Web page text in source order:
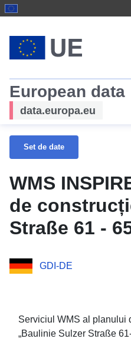
European data
data.europa.eu
Set de date
WMS
de
Straße 61 -
GDI-DE
Serviciul WMS al planului
„Baulinie Sulzer Straße